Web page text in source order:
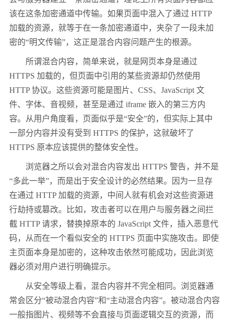
该在这条加密通道中传输。如果页面中混入了通过 HTTP
加载的资源，就等于在一条加密通道中，夹杂了一段未加
密的“明文传输”，这正是混合内容问题产生的根源。
所谓混合内容，简单来说，就是网页本身是通过
HTTPS 加载的，但页面中引用的某些资源却仍然使用
HTTP 协议。这些资源可能是图片、CSS、JavaScript 文
件、字体、音视频，甚至是通过 iframe 嵌入的第三方内
容。从用户角度看，页面似乎是“安全”的，但实际上其中
一部分内容并没有受到 HTTPS 的保护，这就破坏了
HTTPS 原本应该提供的整体安全性。
浏览器之所以会对混合内容发出 HTTPS 警告，并不是
“多此一举”，而是出于安全设计的必然结果。因为一旦存
在通过 HTTP 加载的资源，中间人就有机会对这些资源进
行劫持或篡改。比如，攻击者可以在用户与服务器之间拦
截 HTTP 请求，替换掉原本的 JavaScript 文件，插入恶意代
码，从而在一个看似安全的 HTTPS 页面中实施攻击。即使
主页面本身是加密的，这种攻击依然可能成功，因此浏览
器必须对用户进行明确提示。
从安全等级上看，混合内容并不完全相同。浏览器通
常会区分“被动混合内容”和“主动混合内容”。被动混合内容
一般指图片、视频等不会直接与页面逻辑交互的资源，而